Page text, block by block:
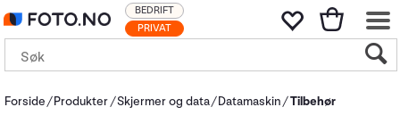
PRIVAT
BEDRIFT
Forside Produkter Skjermer og data Datamaskin Tilbehør